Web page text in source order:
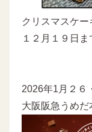
クリスマスケ
１２月１９日
2026年1月２６
大阪阪急うめ